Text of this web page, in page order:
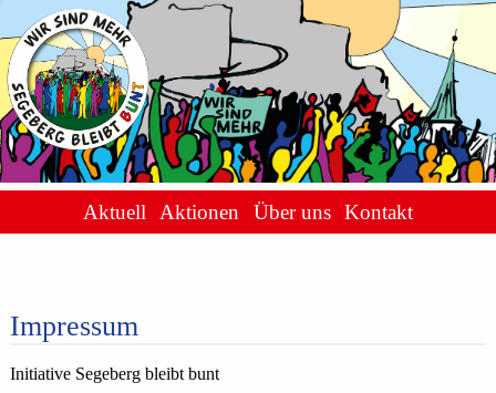
Aktuell Aktionen Über uns Kontakt
Impressum
Initiative Segeberg bleibt bunt